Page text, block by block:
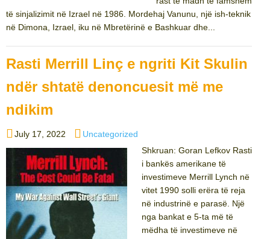
të sinjalizimit në Izrael në 1986. Mordehaj Vanunu, një ish-teknik
në Dimona, Izrael, iku në Mbretërinë e Bashkuar dhe...
Rasti Merrill Linç e ngriti Kit Skulin
ndër shtatë denoncuesit më me
ndikim
Posted
on
July 17, 2022 Categories
Uncategorized
Shkruan: Goran Lefkov Rasti
i bankës amerikane të
investimeve Merrill Lynch në
vitet 1990 solli erëra të reja
në industrinë e parasë. Një
nga bankat e 5-ta më të
mëdha të investimeve në